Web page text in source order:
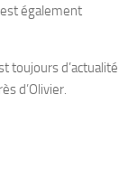
également
toujours d’actualité
d’Olivier.